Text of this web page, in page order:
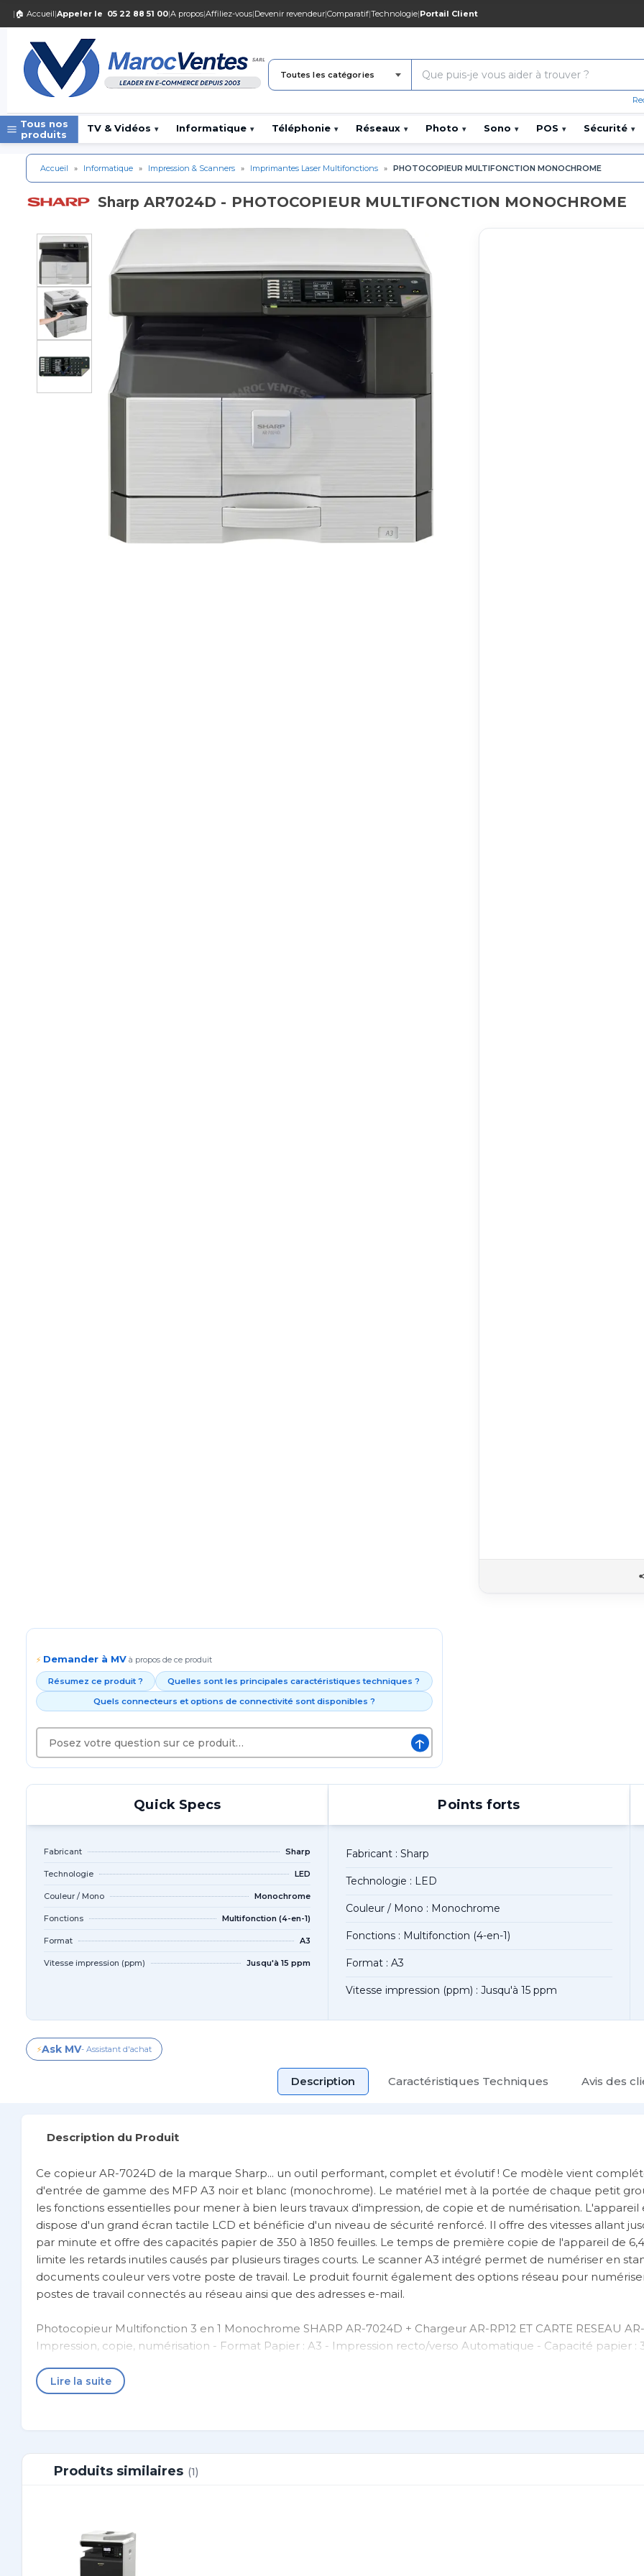
| 🏠 Accueil|Appeler le 05 22 88 51 00|A propos|Affiliez-vous|Devenir revendeur|Comparatif|Technologie|Portail Client
Toutes les catégories
Tous nos
produits
TV & Vidéos ▾ Informatique ▾ Téléphonie ▾ Réseaux ▾ Photo ▾ Sono ▾ POS ▾ Sécurité ▾
Accueil » Informatique » Impression & Scanners » Imprimantes Laser Multifonctions » PHOTOCOPIEUR MULTIFONCTION MONOCHROME
Sharp AR7024D - PHOTOCOPIEUR MULTIFONCTION MONOCHROME
⚡ Demander à MV à propos de ce produit
Résumez ce produit ?
Quelles sont les principales caractéristiques techniques ?
Quels connecteurs et options de connectivité sont disponibles ?
↑
Quick Specs
Fabricant Sharp
Technologie LED
Couleur / Mono Monochrome
Fonctions Multifonction (4-en-1)
Format A3
Vitesse impression (ppm) Jusqu'à 15 ppm
Points forts
Fabricant : Sharp
Technologie : LED
Couleur / Mono : Monochrome
Fonctions : Multifonction (4-en-1)
Format : A3
Vitesse impression (ppm) : Jusqu'à 15 ppm
⚡Ask MV- Assistant d'achat
Description Caractéristiques Techniques Avis des
Description du Produit
Ce copieur AR-7024D de la marque Sharp... un outil performant, complet et évolutif ! Ce modèle vient
d'entrée de gamme des MFP A3 noir et blanc (monochrome). Le matériel met à la portée de chaque petit
les fonctions essentielles pour mener à bien leurs travaux d'impression, de copie et de numérisation. L'appareil
dispose d'un grand écran tactile LCD et bénéficie d'un niveau de sécurité renforcé. Il offre des vitesses allant
par minute et offre des capacités papier de 350 à 1850 feuilles. Le temps de première copie de l'appareil de
limite les retards inutiles causés par plusieurs tirages courts. Le scanner A3 intégré permet de numériser en
documents couleur vers votre poste de travail. Le produit fournit également des options réseau pour
postes de travail connectés au réseau ainsi que des adresses e-mail.
Photocopieur Multifonction 3 en 1 Monochrome SHARP AR-7024D + Chargeur AR-RP12 ET CARTE RESEAU
Impression, copie, numérisation - Format Papier : A3 - Impression recto/verso Automatique - Capacité papier :
Mémoire 64 Mo - Ecran LCD - Compatibilité Sharpdesk Mobile - Resolution 600 x 600 dpi - Dimensions 599 x 612
Poids 29kg.
Capacité papier maximale de 1 850 feuilles
Impression productive avec SPLC (Sharp Printer Language avec compression)
Button Manager attribue des applications telles que Microsoft® Word, e-mail. OCR vers les boutons du menu de
numérisation.
Lire la suite
Produits similaires (1)